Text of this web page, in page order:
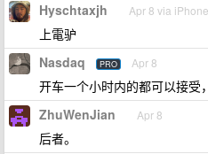
Hyschtaxjh Apr 8 via iPhone
上電驴
Nasdaq PRO Apr 8
开车一个小时内的都可以接受
ZhuWenJian Apr 8
后者。